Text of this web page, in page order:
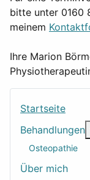
bitte unter 0160
meinem
Ihre Marion
Startseite
Behandlungen
Osteopathie
Über mich